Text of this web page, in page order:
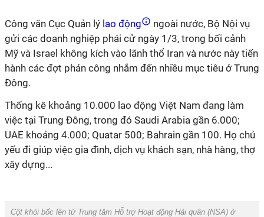
Công văn Cục Quản lý lao động
ngoài nước, Bộ Nội vụ
gửi các doanh nghiệp phái cử ngày 1/3, trong bối cảnh
Mỹ và Israel không kích vào lãnh thổ Iran và nước này tiến
hành các đợt phản công nhắm đến nhiều mục tiêu ở Trung
Đông.
Thống kê khoảng 10.000 lao động Việt Nam đang làm
việc tại Trung Đông, trong đó Saudi Arabia gần 6.000;
UAE khoảng 4.000; Quatar 500; Bahrain gần 100. Họ chủ
yếu đi giúp việc gia đình, dịch vụ khách sạn, nhà hàng, thợ
xây dựng...
Cột khói bốc lên từ Trung tâm Hỗ trợ Hoạt động Hải quân (NSA) ở